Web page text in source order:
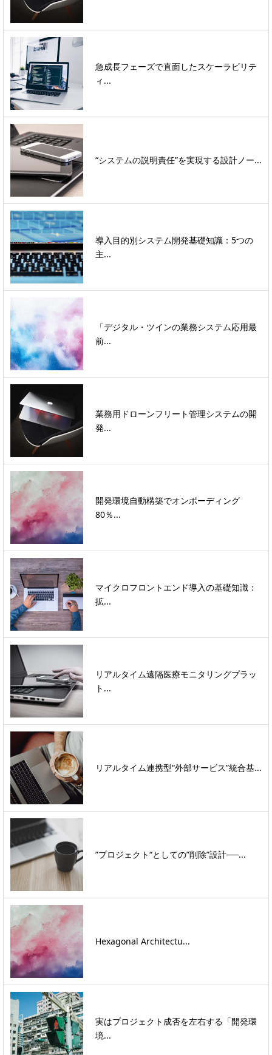
急成長フェーズで直面したスケーラビリテ
ィ...
“システムの説明責任”を実現する設計ノー...
導入目的別システム開発基礎知識：5つの
主...
「デジタル・ツインの業務システム応用最
前...
業務用ドローンフリート管理システムの開
発...
開発環境自動構築でオンボーディング
80％...
マイクロフロントエンド導入の基礎知識：
拡...
リアルタイム遠隔医療モニタリングプラッ
ト...
リアルタイム連携型“外部サービス”統合基...
”プロジェクト“としての”削除”設計──...
Hexagonal Architectu...
実はプロジェクト成否を左右する「開発環
境...